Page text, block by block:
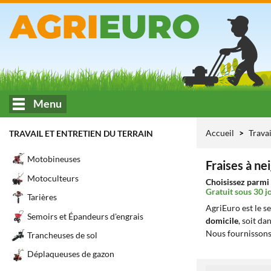
Menu
TRAVAIL ET ENTRETIEN DU TERRAIN
Motobineuses
Motoculteurs
Tarières
Semoirs et Épandeurs d'engrais
Trancheuses de sol
Déplaqueuses de gazon
Accueil
Fraises à
Choisissez
Gratuit sous 30
AgriEuro est le
domicile, soit
Nous